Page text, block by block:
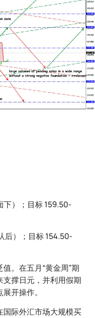
下）；目标 159.50-
后）；目标 154.50-
。在五月“黄金周”期
撑日元，并利用假期
开操作。
国际外汇市场大规模买